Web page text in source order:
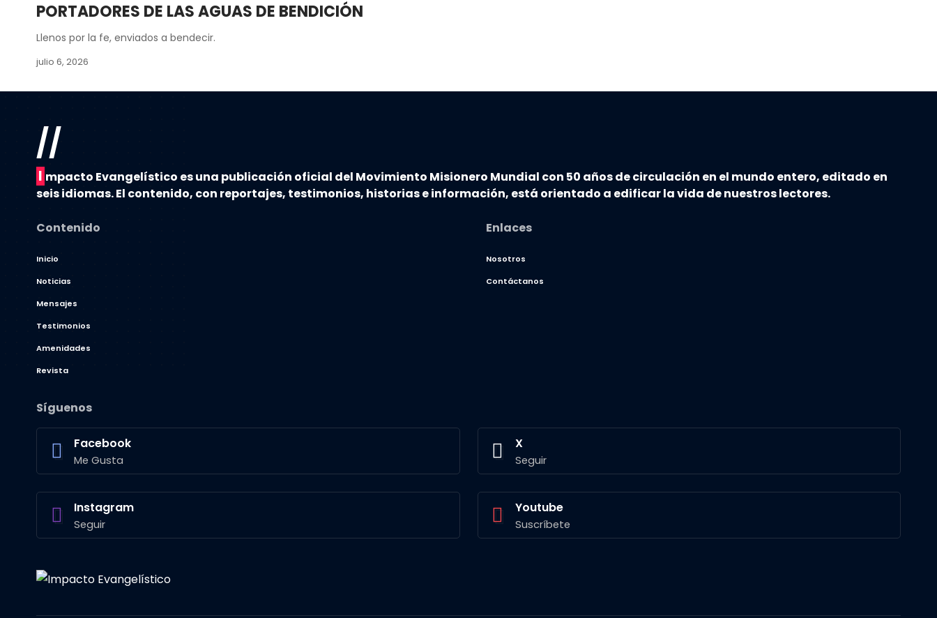
PORTADORES DE LAS AGUAS DE BENDICIÓN
Llenos por la fe, enviados a bendecir.
julio 6, 2026
//
I mpacto Evangelístico es una publicación oficial del Movimiento Misionero Mundial con 50 años de circulación en el mundo entero, editado en
seis idiomas. El contenido, con reportajes, testimonios, historias e información, está orientado a edificar la vida de nuestros lectores.
Contenido
Inicio
Noticias
Mensajes
Testimonios
Amenidades
Revista
Enlaces
Nosotros
Contáctanos
Síguenos
Facebook
Me Gusta
X
Seguir
Instagram
Seguir
Youtube
Suscríbete